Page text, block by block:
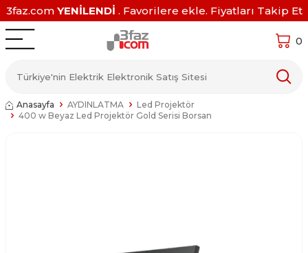
3faz.com YENİLENDİ . Favorilere ekle. Fiyatları Takip Et
0
Anasayfa AYDINLATMA
Led Projektör
400 w Beyaz Led Projektör Gold Serisi Borsan